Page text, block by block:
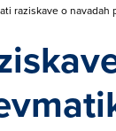
raziskave o